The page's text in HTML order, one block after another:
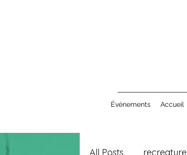
Événements Accueil
All Posts recreature